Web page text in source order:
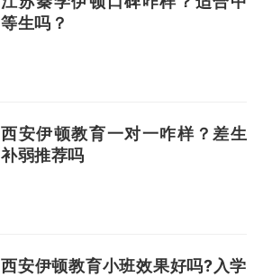
等生吗？
西安伊顿教育一对一咋样？差生
补弱推荐吗
西安伊顿教育小班效果好吗?入学